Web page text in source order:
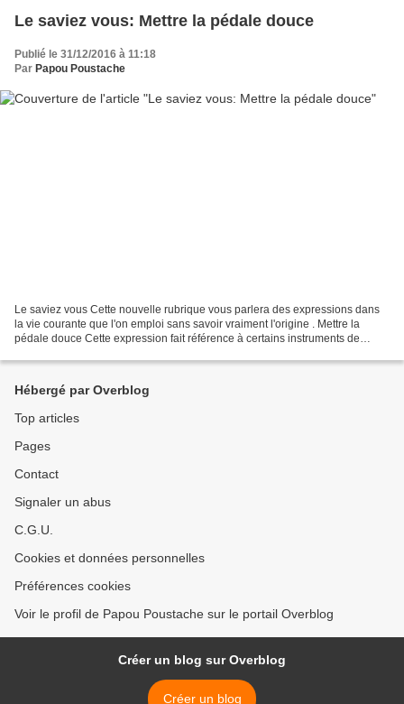
Le saviez vous: Mettre la pédale douce
Publié le 31/12/2016 à 11:18
Par Papou Poustache
Le saviez vous Cette nouvelle rubrique vous parlera des expressions dans
la vie courante que l'on emploi sans savoir vraiment l'origine . Mettre la
pédale douce Cette expression fait référence à certains instruments de
Hébergé par Overblog
Top articles
Pages
Contact
Signaler un abus
C.G.U.
Cookies et données personnelles
Préférences cookies
Voir le profil de Papou Poustache sur le portail Overblog
Créer un blog sur Overblog
Créer un blog